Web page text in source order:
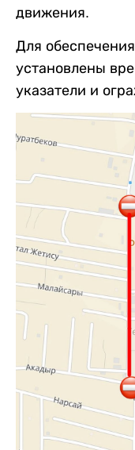
движения.
Для
установлены
указатели и